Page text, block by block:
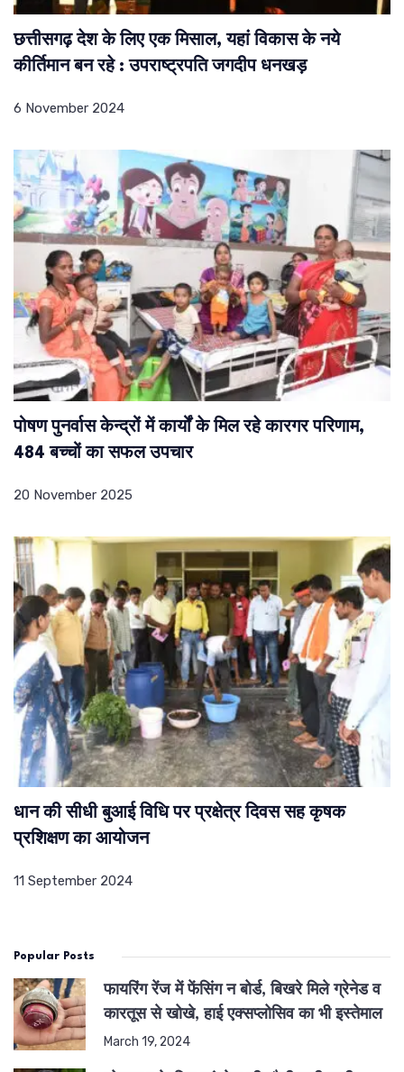
छत्तीसगढ़ देश के लिए एक मिसाल, यहां विकास के नये
कीर्तिमान बन रहे : उपराष्ट्रपति जगदीप धनखड़
6 November 2024
पोषण पुनर्वास केन्द्रों में कार्यों के मिल रहे कारगर परिणाम,
484 बच्चों का सफल उपचार
20 November 2025
धान की सीधी बुआई विधि पर प्रक्षेत्र दिवस सह कृषक
प्रशिक्षण का आयोजन
11 September 2024
Popular Posts
फायरिंग रेंज में फेंसिंग न बोर्ड, बिखरे मिले ग्रेनेड व
कारतूस से खोखे, हाई एक्सप्लोसिव का भी इस्तेमाल
March 19, 2024